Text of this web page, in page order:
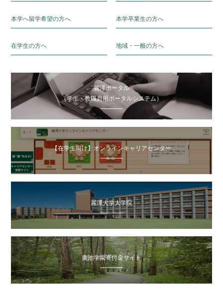
本学へ留学希望の方へ 本学卒業生の方へ
在学生の方へ 地域・一般の方へ
麗澤ポータル
（学生・教職員用ポータルシステム）
【在学生向け】オンラインキャリアセンター
麗澤大学大学院
廣池学園寄付金サイト